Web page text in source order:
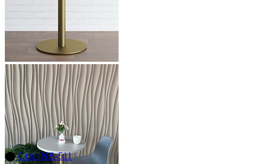
⬤ Стол NB-511